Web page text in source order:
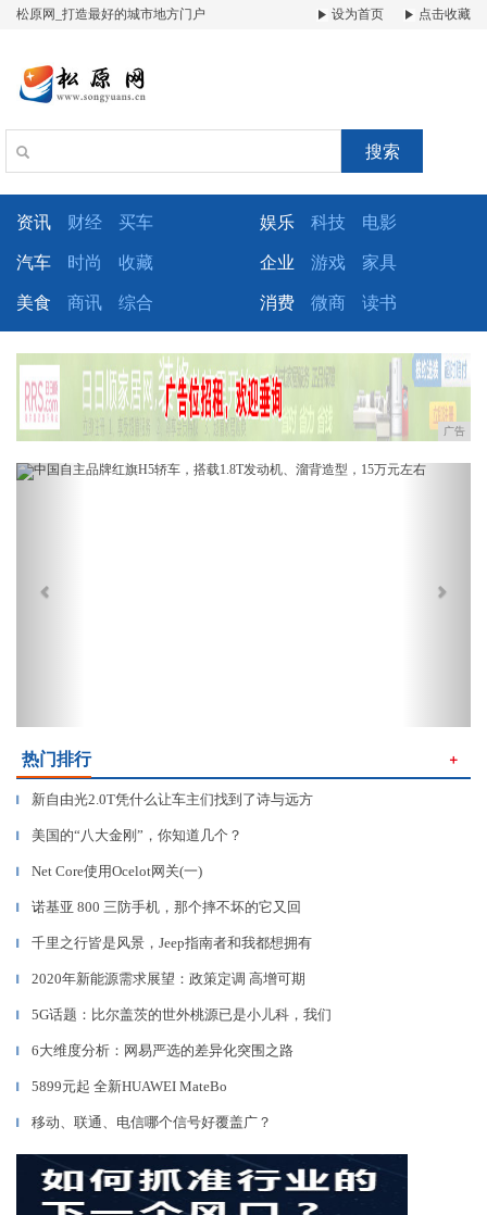
松原网_打造最好的城市地方门户 设为首页 点击收藏
搜索
资讯 财经 买车 娱乐 科技 电影
汽车 时尚 收藏 企业 游戏 家具
美食 商讯 综合 消费 微商 读书
广告
Previous
热门排行 ＋
▎ 新自由光2.0T凭什么让车主们找到了诗与远方
▎ 美国的“八大金刚”，你知道几个？
▎ Net Core使用Ocelot网关(一)
▎ 诺基亚 800 三防手机，那个摔不坏的它又回
▎ 千里之行皆是风景，Jeep指南者和我都想拥有
▎ 2020年新能源需求展望：政策定调 高增可期
▎ 5G话题：比尔盖茨的世外桃源已是小儿科，我们
▎ 6大维度分析：网易严选的差异化突围之路
▎ 5899元起 全新HUAWEI MateBo
▎ 移动、联通、电信哪个信号好覆盖广？